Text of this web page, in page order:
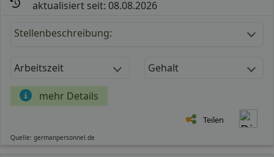
aktualisiert seit: 08.08.2026
Stellenbeschreibung:
Arbeitszeit Gehalt
mehr Details
Teilen
Quelle: germanpersonnel.de